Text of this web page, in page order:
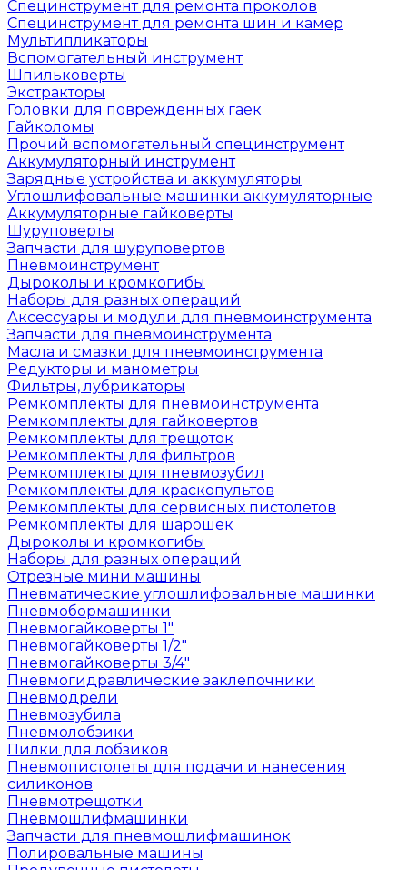
Специнструмент для ремонта проколов
Специнструмент для ремонта шин и камер
Мультипликаторы
Вспомогательный инструмент
Шпильковерты
Экстракторы
Головки для поврежденных гаек
Гайколомы
Прочий вспомогательный специнструмент
Аккумуляторный инструмент
Зарядные устройства и аккумуляторы
Углошлифовальные машинки аккумуляторные
Аккумуляторные гайковерты
Шуруповерты
Запчасти для шуруповертов
Пневмоинструмент
Дыроколы и кромкогибы
Наборы для разных операций
Аксессуары и модули для пневмоинструмента
Запчасти для пневмоинструмента
Масла и смазки для пневмоинструмента
Редукторы и манометры
Фильтры, лубрикаторы
Ремкомплекты для пневмоинструмента
Ремкомплекты для гайковертов
Ремкомплекты для трещоток
Ремкомплекты для фильтров
Ремкомплекты для пневмозубил
Ремкомплекты для краскопультов
Ремкомплекты для сервисных пистолетов
Ремкомплекты для шарошек
Дыроколы и кромкогибы
Наборы для разных операций
Отрезные мини машины
Пневматические углошлифовальные машинки
Пневмобормашинки
Пневмогайковерты 1"
Пневмогайковерты 1/2"
Пневмогайковерты 3/4"
Пневмогидравлические заклепочники
Пневмодрели
Пневмозубила
Пневмолобзики
Пилки для лобзиков
Пневмопистолеты для подачи и нанесения
силиконов
Пневмотрещотки
Пневмошлифмашинки
Запчасти для пневмошлифмашинок
Полировальные машины